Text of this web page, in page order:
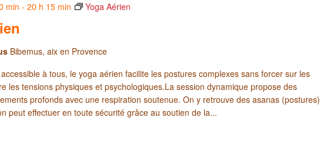
min -20 h 15 min Yoga Aérien
Bibemus, aix en Provence
à tous, le yoga aérien facilite les postures complexes sans forcer sur les
les tensions physiques et psychologiques.La session dynamique propose des
profonds avec une respiration soutenue. On y retrouve des asanas (postures)
peut effectuer en toute sécurité grâce au soutien de la...